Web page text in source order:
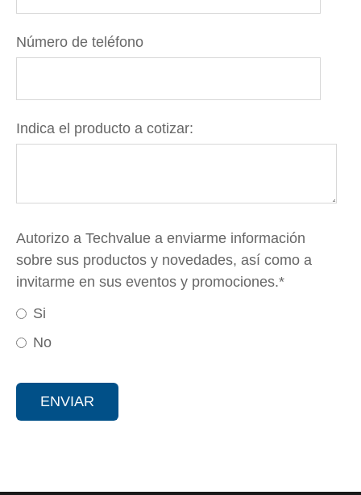
Número de teléfono
Indica el producto a cotizar:
Autorizo a Techvalue a enviarme información
sobre sus productos y novedades, así como a
invitarme en sus eventos y promociones.*
Si
No